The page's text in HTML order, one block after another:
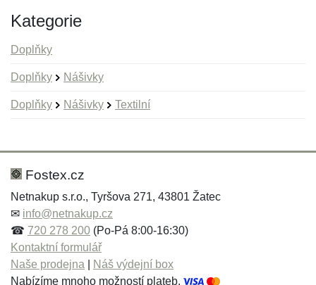
Kategorie
Doplňky
Doplňky Nášivky
Doplňky Nášivky Textilní
Hodnocení:
Jméno: *
Jméno:
E-mail:*
Fostex.cz
Netnakup s.r.o., Tyršova 271, 43801 Žatec
✉ info@netnakup.cz
☎ 720 278 200 (Po-Pá 8:00-16:30)
Kontaktní formulář
Naše prodejna
Náš výdejní box
Nabízíme mnoho možností plateb.